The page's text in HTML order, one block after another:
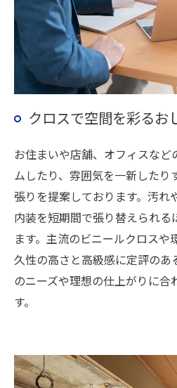
クロスで空間を彩るお
お住まいや店舗、オフィスなど
ムしたり、雰囲気を一新したり
張りを提案しております。汚れ
内装を短期間で張り替えられる
ます。主流のビニールクロスや
久性の高さと高級感に定評のあ
のニーズや理想の仕上がりに合
す。